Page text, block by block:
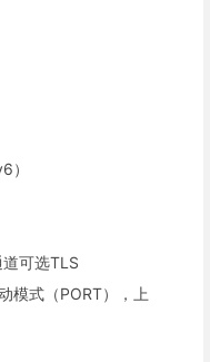
）
可选TLS
模式（PORT），上